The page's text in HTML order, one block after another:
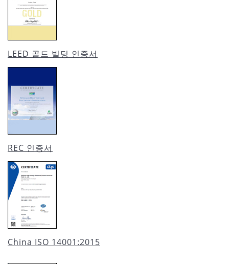
LEED 골드 빌딩 인증서
REC 인증서
China ISO 14001:2015